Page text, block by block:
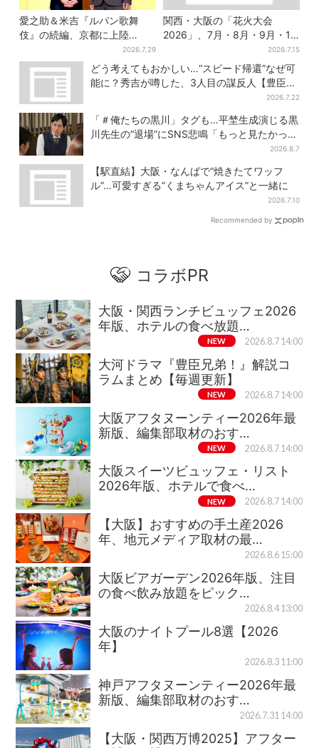
愛之助＆米吉『ルパン歌舞
伎』の続編、京都に上陸
「VIVANT好きも観てほしい」
2026.7.29
関西・大阪の「花火大会
2026」、7月・8月・9月・10
2026.7.15
どう考えてもおかしい…“スピード帰還”なぜ可
能に？秀吉が噂した、3人目の謀反人【豊臣兄
2026.7.22
「＃俺たちの黒川」タグも…平埜生成演じる黒
川先生の“退場”にSNS悲鳴「もっと見たかっ
2026.8.7
【駅直結】大阪・なんばで“焼きたてワッフ
ル”…可愛すぎる“くまちゃんアイス”と一緒に
2026.7.10
Recommended by
コラボPR
大阪・関西ランチビュッフェ2026
年版、ホテルの食べ放題…
NEW 2026.8.7 14:00
大河ドラマ『豊臣兄弟！』解説コ
ラムまとめ【毎週更新】
NEW 2026.8.7 14:00
大阪アフタヌーンティー2026年最
新版、編集部取材のおす…
NEW 2026.8.7 14:00
大阪スイーツビュッフェ・リスト
2026年版、ホテルで食べ…
NEW 2026.8.7 14:00
【大阪】おすすめの手土産2026
年、地元メディア取材の最…
2026.8.6 15:00
大阪ビアガーデン2026年版、注目
の食べ飲み放題をピック…
2026.8.4 13:00
大阪のナイトプール8選【2026
年】
2026.8.3 11:00
神戸アフタヌーンティー2026年最
新版、編集部取材のおす…
2026.7.31 14:00
【大阪・関西万博2025】アフター